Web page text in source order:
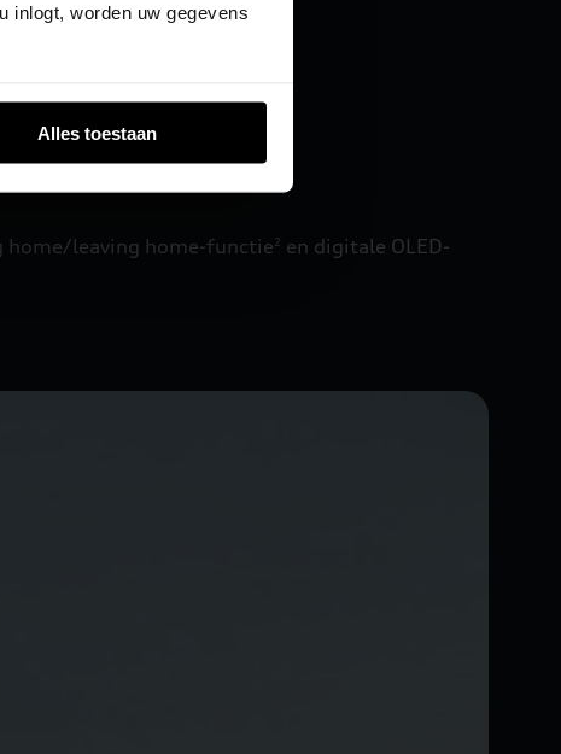
inlogt, worden uw gegevens
Alles toestaan
home/leaving home-functie2 en digitale OLED-